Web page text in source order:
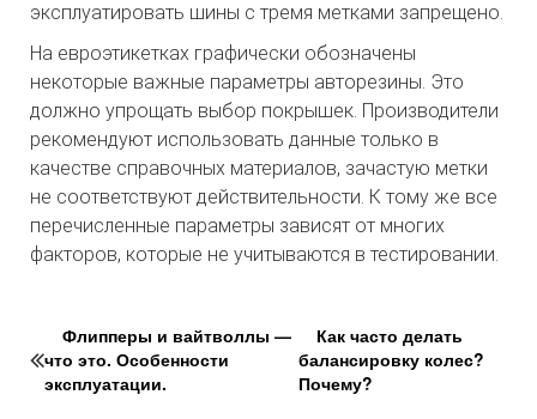
эксплуатировать шины с тремя метками запрещено.
На евроэтикетках графически обозначены
некоторые важные параметры авторезины. Это
должно упрощать выбор покрышек. Производители
рекомендуют использовать данные только в
качестве справочных материалов, зачастую метки
не соответствуют действительности. К тому же все
перечисленные параметры зависят от многих
факторов, которые не учитываются в тестировании.
Флипперы и вайтволлы —
что это. Особенности
эксплуатации.
Как часто делать
балансировку колес?
Почему?